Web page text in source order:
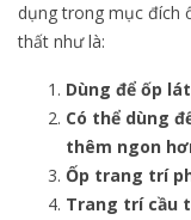
dụng trong mục đích
thất như là:
Dùng để ốp
Có thể dùng
thêm ngon
Ốp trang trí
Trang trí cầu